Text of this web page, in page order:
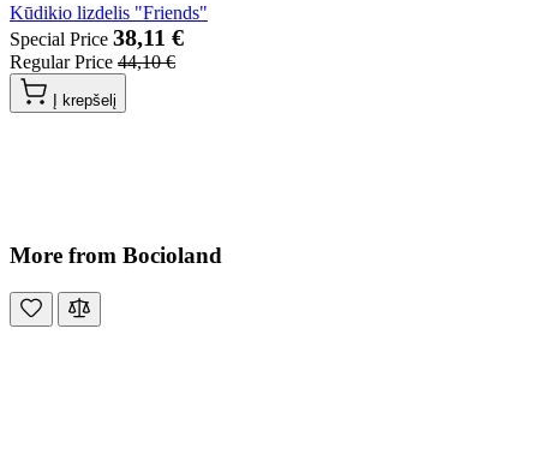
Kūdikio lizdelis "Friends"
Special Price 38,11 €
Regular Price 44,10 €
Į krepšelį
More from Bocioland